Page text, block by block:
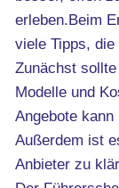
erleben.Beim
viele Tipps,
Zunächst
Modelle und
Angebote
Außerdem ist
Anbieter zu